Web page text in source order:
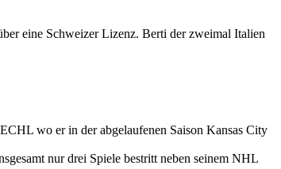
eine Schweizer Lizenz. Berti der zweimal Italien
wo er in der abgelaufenen Saison Kansas City
nur drei Spiele bestritt neben seinem NHL